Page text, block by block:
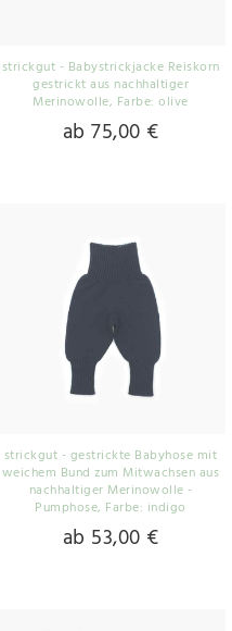
strickgut - Babystrickjacke Reiskorn
gestrickt aus nachhaltiger
Merinowolle, Farbe: olive
ab 75,00 €
strickgut - gestrickte Babyhose mit
weichem Bund zum Mitwachsen aus
nachhaltiger Merinowolle -
Pumphose, Farbe: indigo
ab 53,00 €